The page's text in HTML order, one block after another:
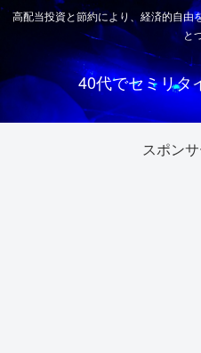
高配当投資と節約により、経済的自
と
40代でセミリタ
スポン